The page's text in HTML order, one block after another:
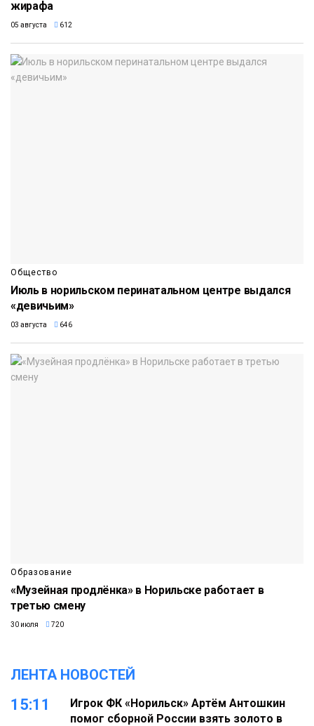
жирафа
05 августа 612
Общество
Июль в норильском перинатальном центре выдался
«девичьим»
03 августа 646
Образование
«Музейная продлёнка» в Норильске работает в
третью смену
30 июля 720
ЛЕНТА НОВОСТЕЙ
15:11
Игрок ФК «Норильск» Артём Антошкин
помог сборной России взять золото в